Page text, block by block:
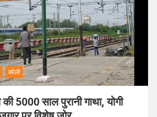
बरेली
5000 साल पुरानी गाथा, योगी